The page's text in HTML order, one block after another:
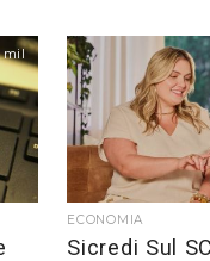
mil
ECONOMIA
Sicredi Sul